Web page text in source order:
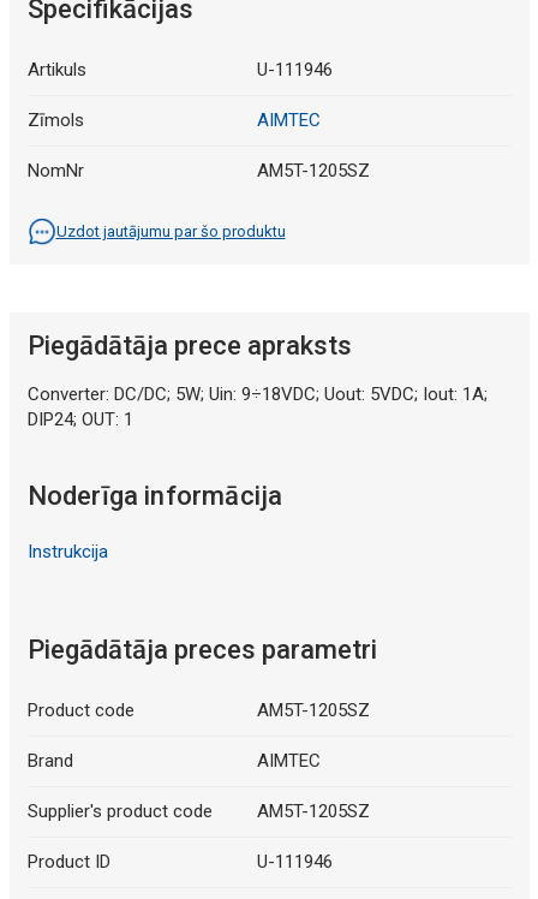
Specifikācijas
Artikuls U-111946
Zīmols AIMTEC
NomNr AM5T-1205SZ
Uzdot jautājumu par šo produktu
Piegādātāja prece apraksts
Converter: DC/DC; 5W; Uin: 9÷18VDC; Uout: 5VDC; Iout: 1A;
DIP24; OUT: 1
Noderīga informācija
Instrukcija
Piegādātāja preces parametri
Product code AM5T-1205SZ
Brand AIMTEC
Supplier's product code AM5T-1205SZ
Product ID U-111946